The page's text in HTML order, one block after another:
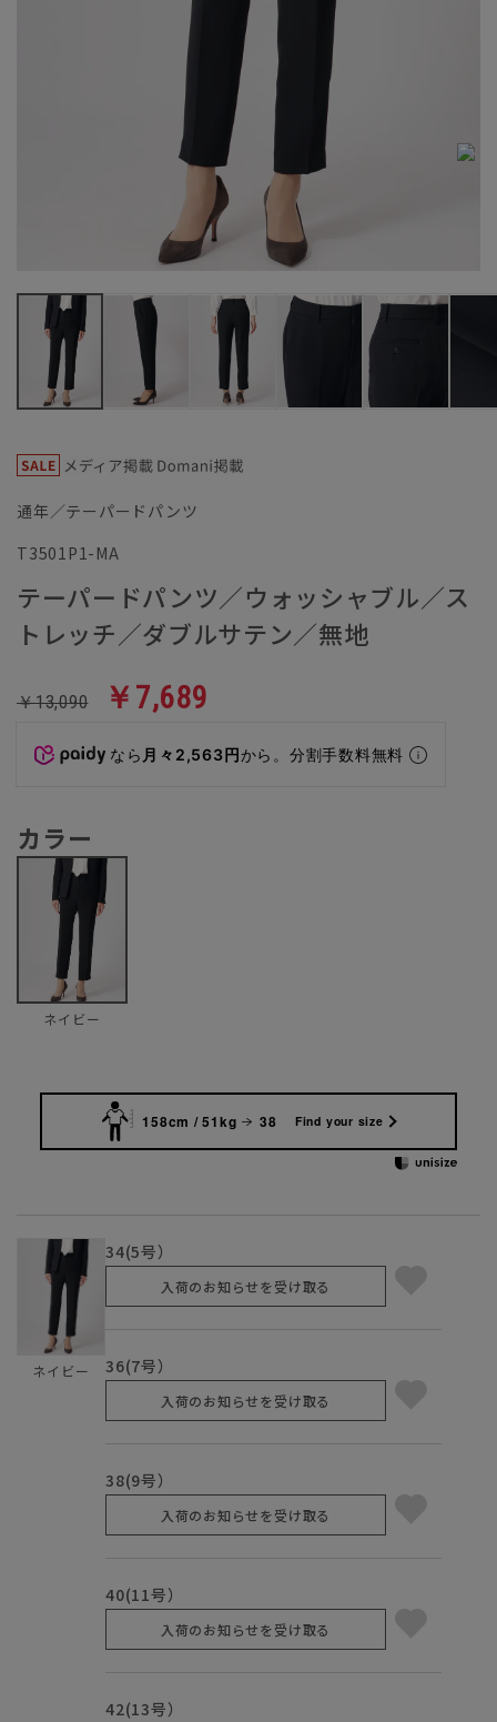
通年／テーパードパンツ
T3501P1-MA
テーパードパンツ／ウォッシャブル／ス
トレッチ／ダブルサテン／無地
￥13,090 ￥7,689
なら 月々2,563円から。分割手数料無料
カラー
ネイビー
158cm / 51kg 38 Find your size
ネイビー
34(5号）
入荷のお知らせを受け取る
36(7号）
入荷のお知らせを受け取る
38(9号）
入荷のお知らせを受け取る
40(11号）
入荷のお知らせを受け取る
42(13号）